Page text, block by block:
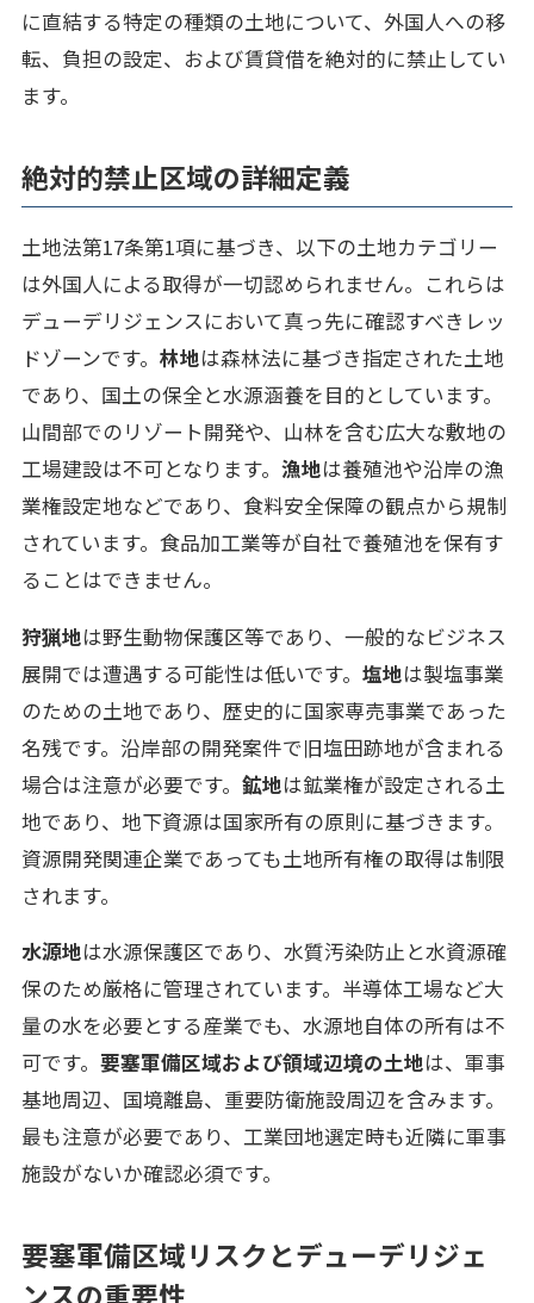
に直結する特定の種類の土地について、外国人への移
転、負担の設定、および賃貸借を絶対的に禁止してい
ます。
絶対的禁止区域の詳細定義
土地法第17条第1項に基づき、以下の土地カテゴリー
は外国人による取得が一切認められません。これらは
デューデリジェンスにおいて真っ先に確認すべきレッ
ドゾーンです。 林地は森林法に基づき指定された土地
であり、国土の保全と水源涵養を目的としています。
山間部でのリゾート開発や、山林を含む広大な敷地の
工場建設は不可となります。 漁地は養殖池や沿岸の漁
業権設定地などであり、食料安全保障の観点から規制
されています。食品加工業等が自社で養殖池を保有す
ることはできません。
狩猟地は野生動物保護区等であり、一般的なビジネス
展開では遭遇する可能性は低いです。 塩地は製塩事業
のための土地であり、歴史的に国家専売事業であった
名残です。沿岸部の開発案件で旧塩田跡地が含まれる
場合は注意が必要です。 鉱地は鉱業権が設定される土
地であり、地下資源は国家所有の原則に基づきます。
資源開発関連企業であっても土地所有権の取得は制限
されます。
水源地は水源保護区であり、水質汚染防止と水資源確
保のため厳格に管理されています。半導体工場など大
量の水を必要とする産業でも、水源地自体の所有は不
可です。 要塞軍備区域および領域辺境の土地は、軍事
基地周辺、国境離島、重要防衛施設周辺を含みます。
最も注意が必要であり、工業団地選定時も近隣に軍事
施設がないか確認必須です。
要塞軍備区域リスクとデューデリジェ